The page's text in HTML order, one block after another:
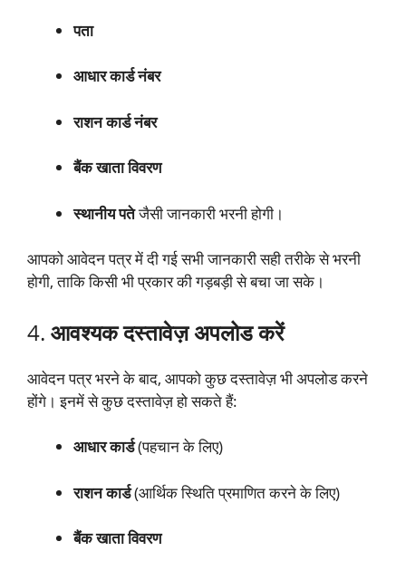
पता
आधार कार्ड नंबर
राशन कार्ड नंबर
बैंक खाता विवरण
स्थानीय पतेजैसी जानकारी भरनी होगी।
आपको आवेदन पत्र में दी गई सभी जानकारी सही तरीके से भरनी
होगी, ताकि किसी भी प्रकार की गड़बड़ी से बचा जा सके।
4. आवश्यक दस्तावेज़ अपलोड करें
आवेदन पत्र भरने के बाद, आपको कुछ दस्तावेज़ भी अपलोड करने
होंगे। इनमें से कुछ दस्तावेज़ हो सकते हैं:
आधार कार्ड(पहचान के लिए)
राशन कार्ड(आर्थिक स्थिति प्रमाणित करने के लिए)
बैंक खाता विवरण